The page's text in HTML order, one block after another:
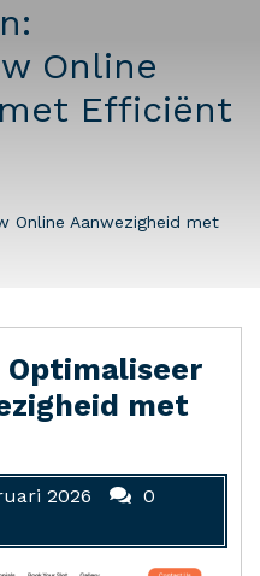
Online
Efficiënt
Online Aanwezigheid met
Optimaliseer
met
2026
0